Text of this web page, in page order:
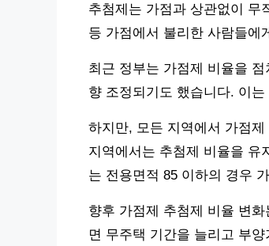
추첨제는 가점과 상관없이 무
등 가점에서 불리한 사람들에
최근 정부는 가점제 비율을
향 조정되기도 했습니다. 이
하지만, 모든 지역에서 가점
지역에서는 추첨제 비율을 유
는 전용면적 85 이하의 경우
향후 가점제 추첨제 비율 변
면 무주택 기간을 늘리고 부